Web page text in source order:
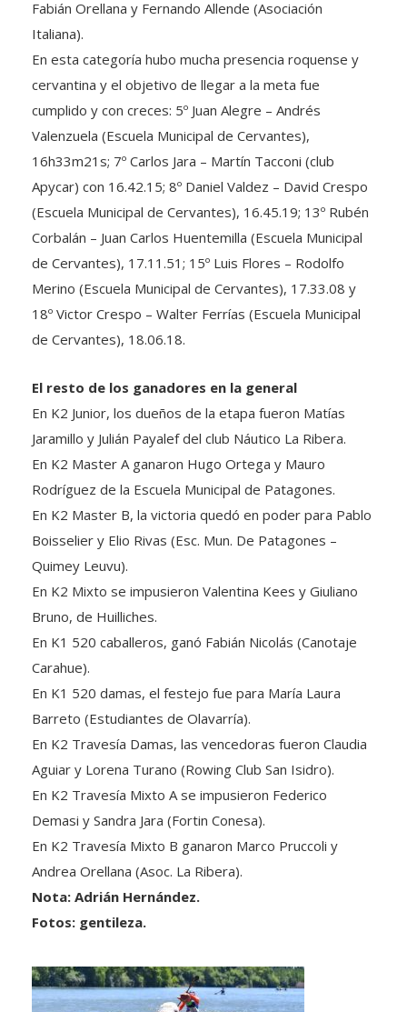
Fabián Orellana y Fernando Allende (Asociación
Italiana).
En esta categoría hubo mucha presencia roquense y
cervantina y el objetivo de llegar a la meta fue
cumplido y con creces: 5º Juan Alegre – Andrés
Valenzuela (Escuela Municipal de Cervantes),
16h33m21s; 7º Carlos Jara – Martín Tacconi (club
Apycar) con 16.42.15; 8º Daniel Valdez – David Crespo
(Escuela Municipal de Cervantes), 16.45.19; 13º Rubén
Corbalán – Juan Carlos Huentemilla (Escuela Municipal
de Cervantes), 17.11.51; 15º Luis Flores – Rodolfo
Merino (Escuela Municipal de Cervantes), 17.33.08 y
18º Victor Crespo – Walter Ferrías (Escuela Municipal
de Cervantes), 18.06.18.
El resto de los ganadores en la general
En K2 Junior, los dueños de la etapa fueron Matías
Jaramillo y Julián Payalef del club Náutico La Ribera.
En K2 Master A ganaron Hugo Ortega y Mauro
Rodríguez de la Escuela Municipal de Patagones.
En K2 Master B, la victoria quedó en poder para Pablo
Boisselier y Elio Rivas (Esc. Mun. De Patagones –
Quimey Leuvu).
En K2 Mixto se impusieron Valentina Kees y Giuliano
Bruno, de Huilliches.
En K1 520 caballeros, ganó Fabián Nicolás (Canotaje
Carahue).
En K1 520 damas, el festejo fue para María Laura
Barreto (Estudiantes de Olavarría).
En K2 Travesía Damas, las vencedoras fueron Claudia
Aguiar y Lorena Turano (Rowing Club San Isidro).
En K2 Travesía Mixto A se impusieron Federico
Demasi y Sandra Jara (Fortin Conesa).
En K2 Travesía Mixto B ganaron Marco Pruccoli y
Andrea Orellana (Asoc. La Ribera).
Nota: Adrián Hernández.
Fotos: gentileza.